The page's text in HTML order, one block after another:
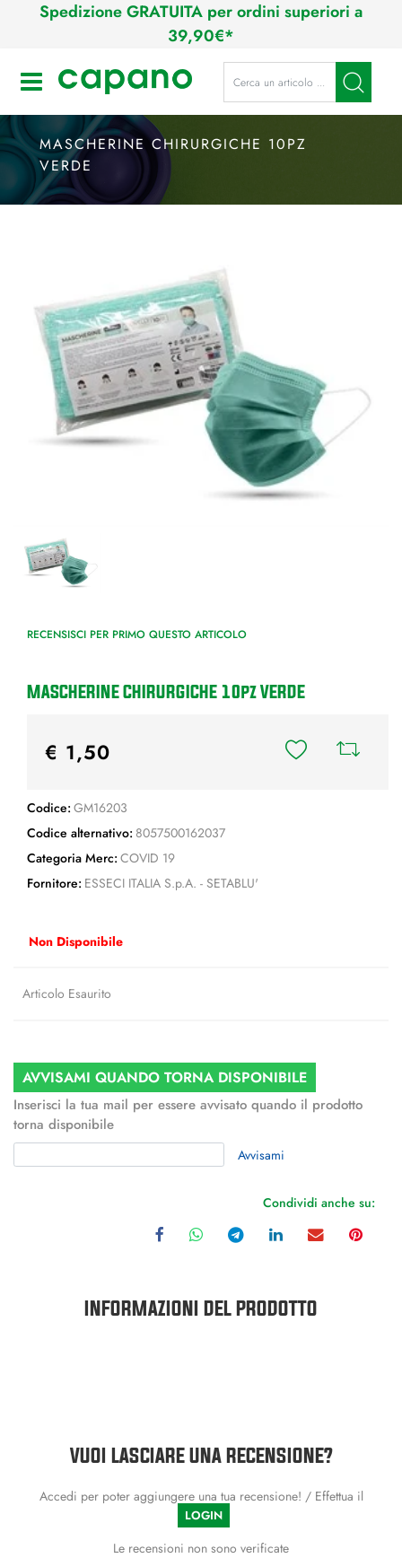
Spedizione GRATUITA per ordini superiori a
39,90€*
Open La modifica di un filtro
MASCHERINE CHIRURGICHE 10PZ
VERDE
RECENSISCI PER PRIMO QUESTO ARTICOLO
MASCHERINE CHIRURGICHE 10pz VERDE
€ 1,50
Codice: GM16203
Codice alternativo: 8057500162037
Categoria Merc: COVID 19
Fornitore: ESSECI ITALIA S.p.A. - SETABLU'
Non Disponibile
Articolo Esaurito
AVVISAMI QUANDO TORNA DISPONIBILE
Inserisci la tua mail per essere avvisato quando il prodotto
torna disponibile
Avvisami
Condividi anche su:
INFORMAZIONI DEL PRODOTTO
VUOI LASCIARE UNA RECENSIONE?
Accedi per poter aggiungere una tua recensione! / Effettua il
LOGIN
Le recensioni non sono verificate